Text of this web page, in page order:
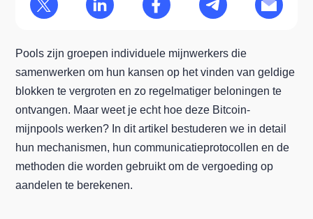
Pools zijn groepen individuele mijnwerkers die
samenwerken om hun kansen op het vinden van geldige
blokken te vergroten en zo regelmatiger beloningen te
ontvangen. Maar weet je echt hoe deze Bitcoin-
mijnpools werken? In dit artikel bestuderen we in detail
hun mechanismen, hun communicatieprotocollen en de
methoden die worden gebruikt om de vergoeding op
aandelen te berekenen.